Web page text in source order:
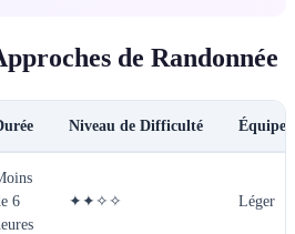
de Randonnée
Niveau de Difficulté
6
✦✦✧✧ Léger